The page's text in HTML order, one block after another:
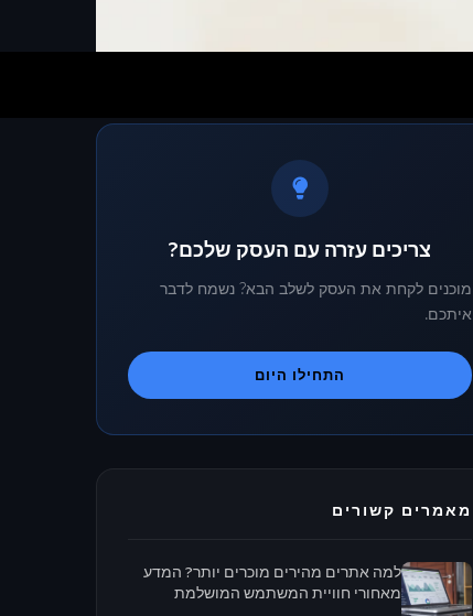
צריכים עזרה עם העסק שלכם?
מוכנים לקחת את העסק לשלב הבא? נשמח לדבר
איתכם.
התחילו היום
מאמרים קשורים
למה אתרים מהירים מוכרים יותר? המדע
מאחורי חוויית המשתמש המושלמת